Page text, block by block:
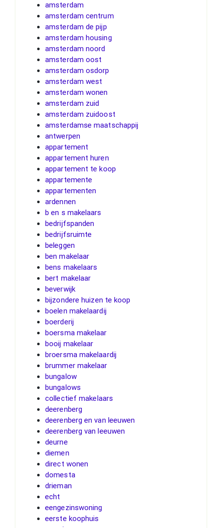
amsterdam
amsterdam centrum
amsterdam de pijp
amsterdam housing
amsterdam noord
amsterdam oost
amsterdam osdorp
amsterdam west
amsterdam wonen
amsterdam zuid
amsterdam zuidoost
amsterdamse maatschappij
antwerpen
appartement
appartement huren
appartement te koop
appartemente
appartementen
ardennen
b en s makelaars
bedrijfspanden
bedrijfsruimte
beleggen
ben makelaar
bens makelaars
bert makelaar
beverwijk
bijzondere huizen te koop
boelen makelaardij
boerderij
boersma makelaar
booij makelaar
broersma makelaardij
brummer makelaar
bungalow
bungalows
collectief makelaars
deerenberg
deerenberg en van leeuwen
deerenberg van leeuwen
deurne
diemen
direct wonen
domesta
drieman
echt
eengezinswoning
eerste koophuis